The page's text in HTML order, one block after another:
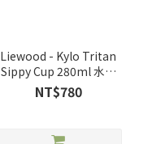
Liewood - Kylo Tritan
Sippy Cup 280ml 水杯
（星球）
NT$780